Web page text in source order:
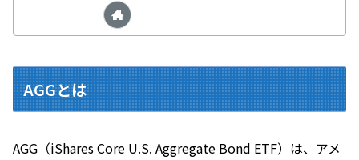
AGGとは
AGG（iShares Core U.S. Aggregate Bond ETF）は、アメ